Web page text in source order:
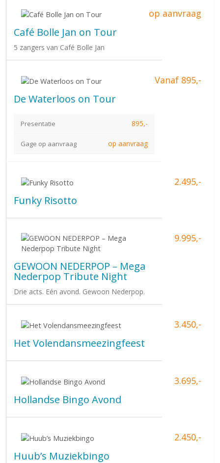
Café Bolle Jan on Tour
5 zangers van Café Bolle Jan
op aanvraag
De Waterloos on Tour
Vanaf 895,-
Presentatie 895,-
Gage op aanvraag op aanvraag
Funky Risotto
2.495,-
GEWOON NEDERPOP – Mega
Nederpop Tribute Night
Drie acts. Eén avond. Gewoon Nederpop.
9.995,-
Het Volendansmeezingfeest
3.450,-
Hollandse Bingo Avond
3.695,-
Huub’s Muziekbingo
2.450,-